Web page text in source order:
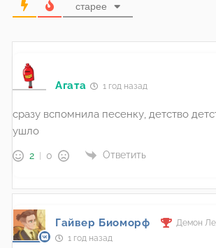
старее
Агата 1 год назад
сразу вспомнила песенку, детство
ушло
2 0 Ответить
Гайвер Биоморф
Демон
1 год назад